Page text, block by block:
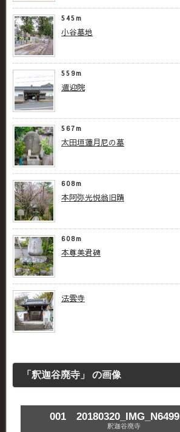
545m
小谷墓地
559m
遣迎院
567m
太田垣蓮月尼の墓
608m
本阿弥光悦翁旧蹟
608m
本尊美君碑
法雲寺
「釈迦谷廃寺」 の画像
001
釈迦谷廃寺